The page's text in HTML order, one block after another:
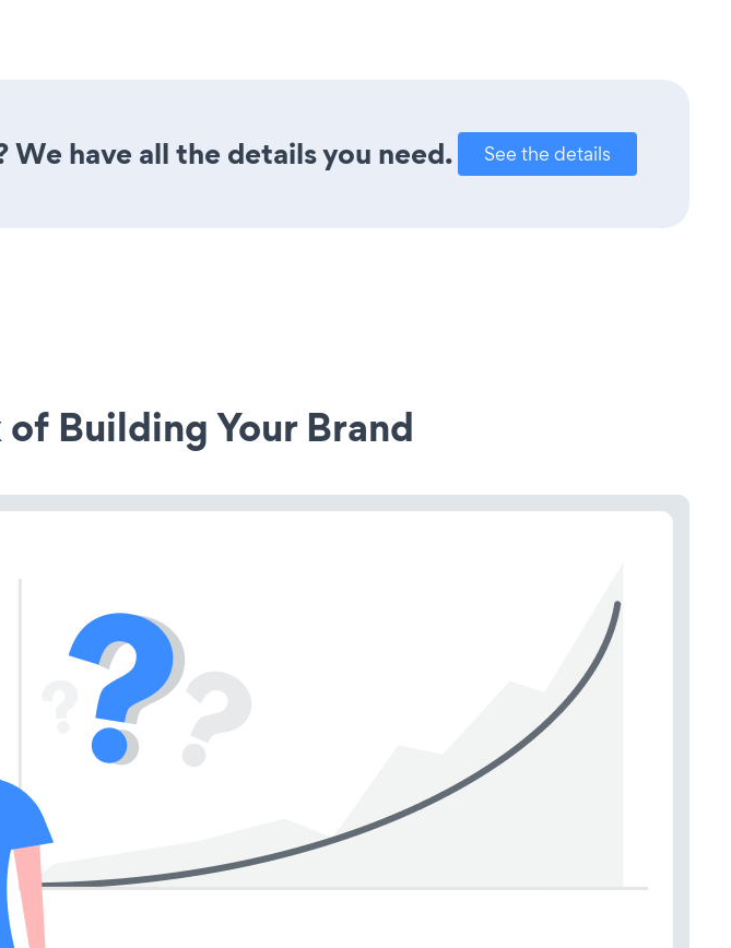
have all the details you need. See the details
Building Your Brand